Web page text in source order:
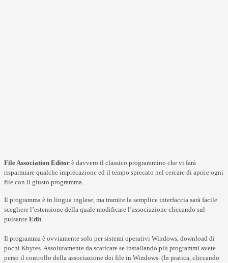
File Association Editor è davvero il classico programmino che vi farà
risparmiare qualche imprecazione ed il tempo sprecato nel cercare di aprire ogni
file con il giusto programma.
Il programma è in lingua inglese, ma tramite la semplice interfaccia sarà facile
scegliere l’estensione della quale modificare l’associazione cliccando sul
pulsante Edit.
Il programma è ovviamente solo per sistemi operativi Windows, download di
pochi Kbytes. Assolutamente da scaricare se installando più programmi avete
perso il controllo della associazione dei file in Windows. (In pratica, cliccando